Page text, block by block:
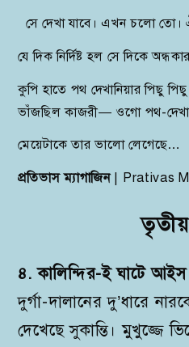
সে দেখা যাবে। এখন চলো
যে দিক নির্দিষ্ট হল সে দিকে
কুপি হাতে পথ দেখানিয়ার পিছু
ভাঁজছিল কাজরী— ওগো পথ-
মেয়েটাকে তার ভালো লেগেছে…
প্রতিভাস ম্যাগাজিন| Prativas
তৃতীয়
৪. কালিন্দির-ই ঘাটে আইস
দুর্গা-দালানের দু’ধারে
দেখেছে সুকান্তি। মুখুজ্জে